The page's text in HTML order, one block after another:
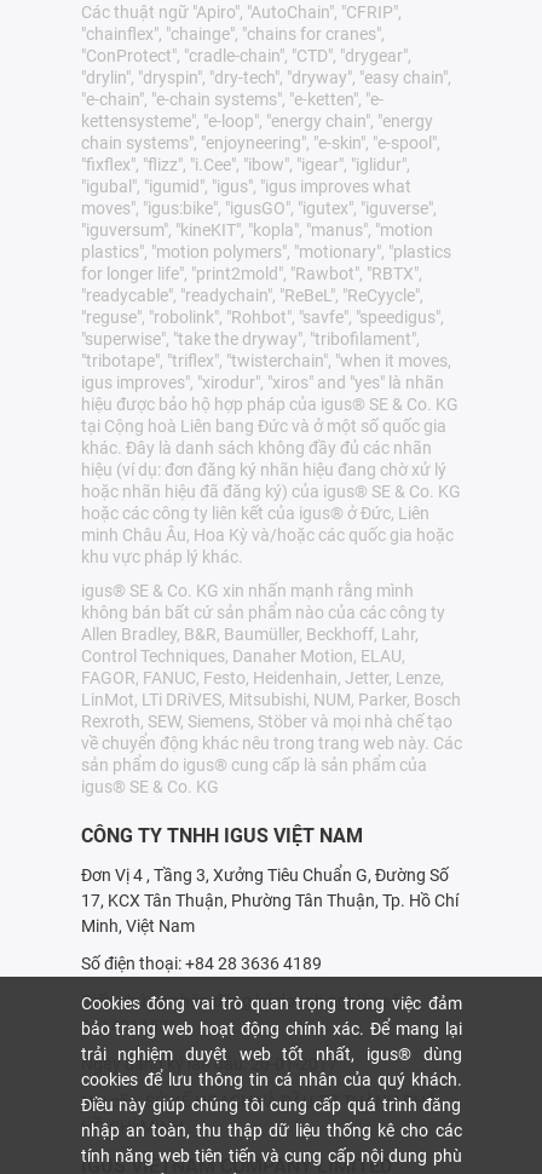
Các thuật ngữ "Apiro", "AutoChain", "CFRIP",
"chainflex", "chainge", "chains for cranes",
"ConProtect", "cradle-chain", "CTD", "drygear",
"drylin", "dryspin", "dry-tech", "dryway", "easy chain",
"e-chain", "e-chain systems", "e-ketten", "e-
kettensysteme", "e-loop", "energy chain", "energy
chain systems", "enjoyneering", "e-skin", "e-spool",
"fixflex", "flizz", "i.Cee", "ibow", "igear", "iglidur",
"igubal", "igumid", "igus", "igus improves what
moves", "igus:bike", "igusGO", "igutex", "iguverse",
"iguversum", "kineKIT", "kopla", "manus", "motion
plastics", "motion polymers", "motionary", "plastics
for longer life", "print2mold", "Rawbot", "RBTX",
"readycable", "readychain", "ReBeL", "ReCyycle",
"reguse", "robolink", "Rohbot", "savfe", "speedigus",
"superwise", "take the dryway", "tribofilament",
"tribotape", "triflex", "twisterchain", "when it moves,
igus improves", "xirodur", "xiros" and "yes" là nhãn
hiệu được bảo hộ hợp pháp của igus® SE & Co. KG
tại Cộng hoà Liên bang Đức và ở một số quốc gia
khác. Đây là danh sách không đầy đủ các nhãn
hiệu (ví dụ: đơn đăng ký nhãn hiệu đang chờ xử lý
hoặc nhãn hiệu đã đăng ký) của igus® SE & Co. KG
hoặc các công ty liên kết của igus® ở Đức, Liên
minh Châu Âu, Hoa Kỳ và/hoặc các quốc gia hoặc
khu vực pháp lý khác.
igus® SE & Co. KG xin nhấn mạnh rằng mình
không bán bất cứ sản phẩm nào của các công ty
Allen Bradley, B&R, Baumüller, Beckhoff, Lahr,
Control Techniques, Danaher Motion, ELAU,
FAGOR, FANUC, Festo, Heidenhain, Jetter, Lenze,
LinMot, LTi DRiVES, Mitsubishi, NUM, Parker, Bosch
Rexroth, SEW, Siemens, Stöber và mọi nhà chế tạo
về chuyển động khác nêu trong trang web này. Các
sản phẩm do igus® cung cấp là sản phẩm của
igus® SE & Co. KG
CÔNG TY TNHH IGUS VIỆT NAM
Đơn Vị 4 , Tầng 3, Xưởng Tiêu Chuẩn G, Đường Số
17, KCX Tân Thuận, Phường Tân Thuận, Tp. Hồ Chí
Minh, Việt Nam
Số điện thoại: +84 28 3636 4189
Giấy chứng nhận đăng ký doanh nghiệp số:
0314214531
Ngày đăng ký lần đầu: 20-01-2017
Nơi cấp: SỞ KẾ HOẠCH VÀ ÐẦU TƯ THÀNH PHỐ
HỒ CHÍ MINH
IGUS VIETNAM COMPANY LIMITED
Cookies đóng vai trò quan trọng trong việc đảm
bảo trang web hoạt động chính xác. Để mang lại
trải nghiệm duyệt web tốt nhất, igus® dùng
cookies để lưu thông tin cá nhân của quý khách.
Điều này giúp chúng tôi cung cấp quá trình đăng
nhập an toàn, thu thập dữ liệu thống kê cho các
tính năng web tiên tiến và cung cấp nội dung phù